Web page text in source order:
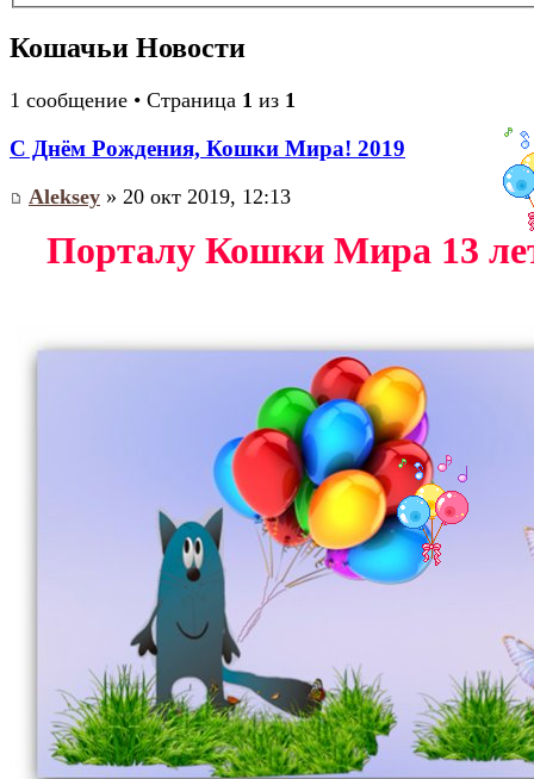
Кошачьи Новости
1 сообщение • Страница 1 из 1
С Днём Рождения, Кошки Мира! 2019
Aleksey » 20 окт 2019, 12:13
Порталу Кошки Мира 13